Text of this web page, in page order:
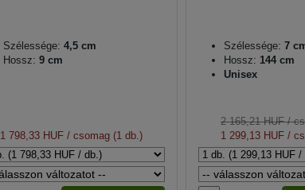
Szélessége: 4,5 cm
Hossz: 9 cm
1 798,33 HUF/ csomag (1 db.)
Szélessége: 7
Hossz: 144 cm
Unisex
2 165,21 HUF/
1 299,13 HUF/